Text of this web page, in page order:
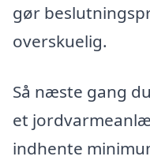
gør
overskuelig.
Så næste gang
et
indhente